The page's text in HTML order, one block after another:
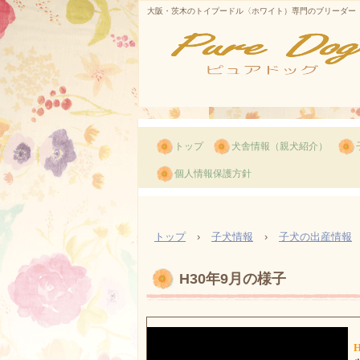
大阪・茨木のトイプードル〈ホワイト）専門のブリーダ
トップ 犬舎情報（親犬紹介）
個人情報保護方針
トップ › 子犬情報 › 子犬の出産情報
H30年9月の様子